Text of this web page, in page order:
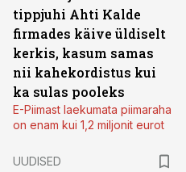
tippjuhi Ahti Kalde
firmades käive üldiselt
kerkis, kasum samas
nii kahekordistus kui
ka sulas pooleks
E-Piimast laekumata piimaraha
on enam kui 1,2 miljonit eurot
UUDISED